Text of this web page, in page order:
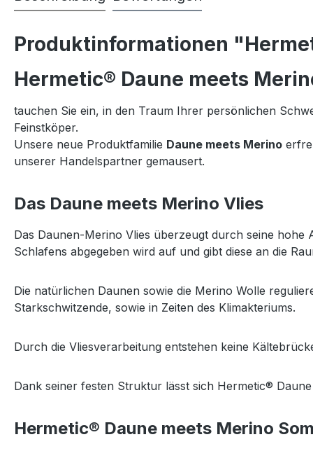
Produktinformationen
Hermetic® Daune meets
tauchen Sie ein, in den Traum Ihrer persönlichen
Feinstköper.
Unsere neue Produktfamilie Daune meets Merino
unserer Handelspartner gemausert.
Das Daune meets Merino Vlies
Das Daunen-Merino Vlies überzeugt durch seine hohe
Schlafens abgegeben wird auf und gibt diese an die
Die natürlichen Daunen sowie die Merino Wolle
Starkschwitzende, sowie in Zeiten des Klimakteriums.
Durch die Vliesverarbeitung entstehen keine
Dank seiner festen Struktur lässt sich Hermetic®
Hermetic® Daune meets Merino